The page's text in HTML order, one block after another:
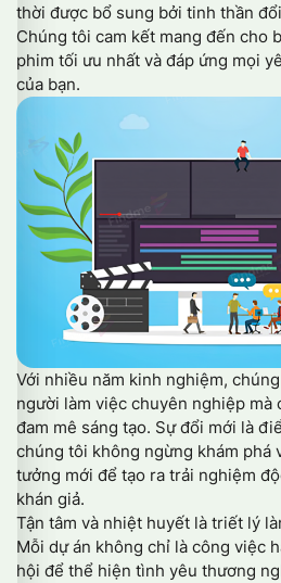
thời được bổ sung bởi tinh thần
Chúng tôi cam kết mang đến cho
phim tối ưu nhất và đáp ứng mọi
của bạn.
Với nhiều năm kinh nghiệm,
người làm việc chuyên nghiệp mà
đam mê sáng tạo. Sự đổi mới là
chúng tôi không ngừng khám phá
tưởng mới để tạo ra trải nghiệm
khán giả.
Tận tâm và nhiệt huyết là triết lý
Mỗi dự án không chỉ là công việc
hội để thể hiện tình yêu thương